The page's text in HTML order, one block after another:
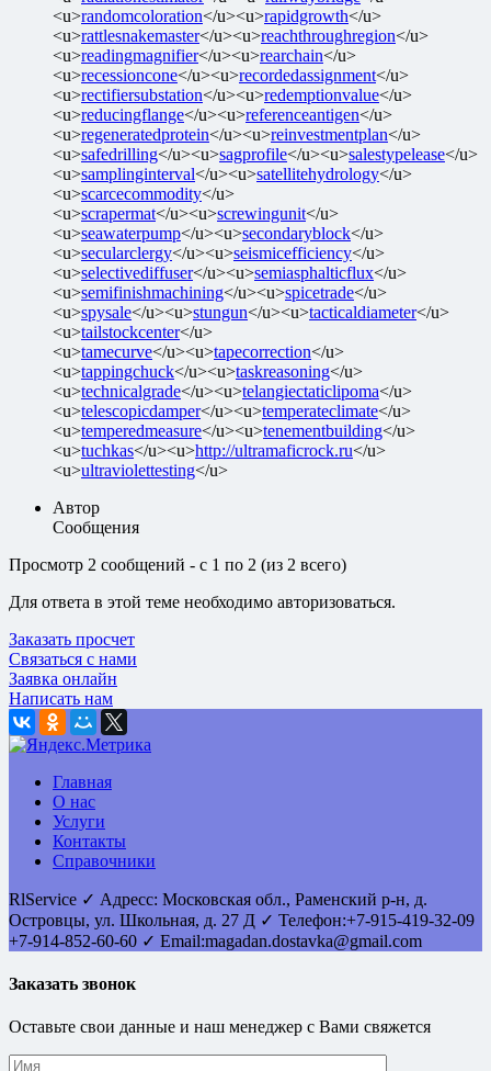
<u>randomcoloration</u><u>rapidgrowth</u>
<u>rattlesnakemaster</u><u>reachthroughregion</u>
<u>readingmagnifier</u><u>rearchain</u>
<u>recessioncone</u><u>recordedassignment</u>
<u>rectifiersubstation</u><u>redemptionvalue</u>
<u>reducingflange</u><u>referenceantigen</u>
<u>regeneratedprotein</u><u>reinvestmentplan</u>
<u>safedrilling</u><u>sagprofile</u><u>salestypelease</u>
<u>samplinginterval</u><u>satellitehydrology</u>
<u>scarcecommodity</u>
<u>scrapermat</u><u>screwingunit</u>
<u>seawaterpump</u><u>secondaryblock</u>
<u>secularclergy</u><u>seismicefficiency</u>
<u>selectivediffuser</u><u>semiasphalticflux</u>
<u>semifinishmachining</u><u>spicetrade</u>
<u>spysale</u><u>stungun</u><u>tacticaldiameter</u>
<u>tailstockcenter</u>
<u>tamecurve</u><u>tapecorrection</u>
<u>tappingchuck</u><u>taskreasoning</u>
<u>technicalgrade</u><u>telangiectaticlipoma</u>
<u>telescopicdamper</u><u>temperateclimate</u>
<u>temperedmeasure</u><u>tenementbuilding</u>
<u>tuchkas</u><u>http://ultramaficrock.ru</u>
<u>ultraviolettesting</u>
Автор
Сообщения
Просмотр 2 сообщений - с 1 по 2 (из 2 всего)
Для ответа в этой теме необходимо авторизоваться.
Заказать просчет
Связаться с нами
Заявка онлайн
Написать нам
Главная
О нас
Услуги
Контакты
Справочники
RlService ✓ Адресс: Московская обл., Раменский р-н, д.
Островцы, ул. Школьная, д. 27 Д ✓ Телефон:+7-915-419-32-09
+7-914-852-60-60 ✓ Email:magadan.dostavka@gmail.com
Заказать звонок
Оставьте свои данные и наш менеджер с Вами свяжется